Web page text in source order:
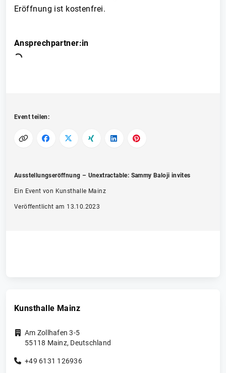
Eröffnung ist kostenfrei.
Ansprechpartner:in
Event teilen:
Ausstellungseröffnung – Unextractable: Sammy Baloji invites
Ein Event von Kunsthalle Mainz
Veröffentlicht am 13.10.2023
Kunsthalle Mainz
Am Zollhafen 3-5
55118 Mainz, Deutschland
+49 6131 126936